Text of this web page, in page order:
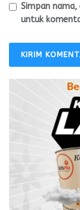
Simpan
untuk